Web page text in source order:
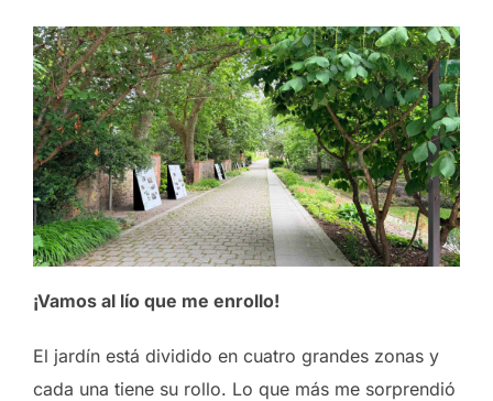
¡Vamos al lío que me enrollo!
El jardín está dividido en cuatro grandes zonas y
cada una tiene su rollo. Lo que más me sorprendió